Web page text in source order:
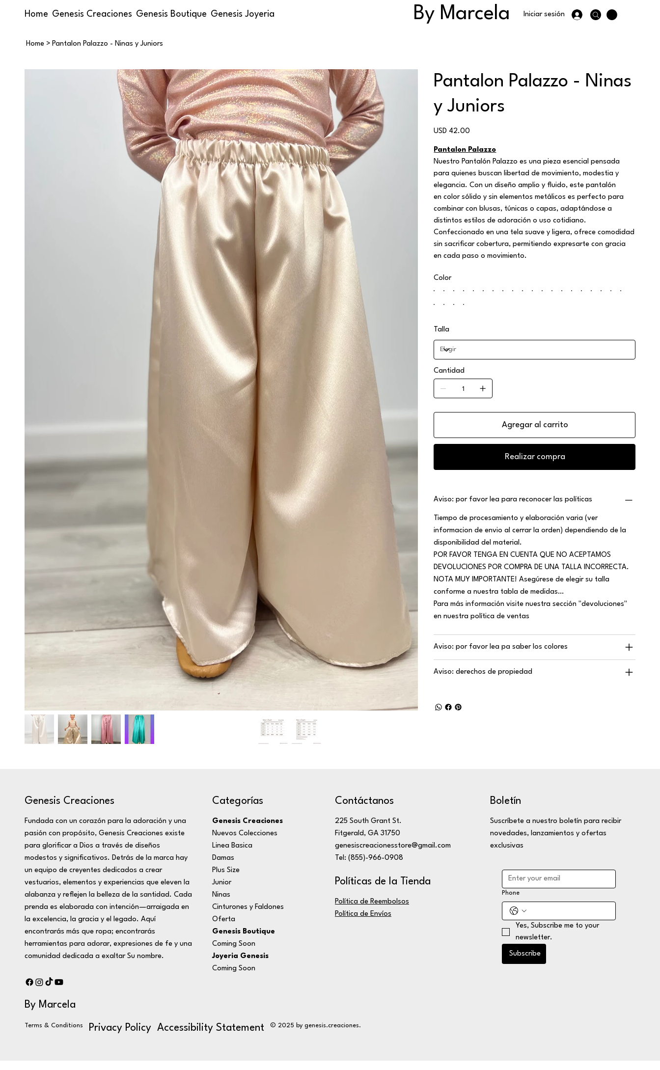
Home Genesis Creaciones Genesis Boutique Genesis Joyeria By Marcela Iniciar sesión
Home > Pantalon Palazzo - Ninas y Juniors
Pantalon Palazzo - Ninas
y Juniors
Precio
USD 42.00
Pantalon Palazzo
Nuestro Pantalón Palazzo es una pieza esencial pensada
para quienes buscan libertad de movimiento, modestia y
elegancia. Con un diseño amplio y fluido, este pantalón
en color sólido y sin elementos metálicos es perfecto para
combinar con blusas, túnicas o capas, adaptándose a
distintos estilos de adoración o uso cotidiano.
Confeccionado en una tela suave y ligera, ofrece comodidad
sin sacrificar cobertura, permitiendo expresarte con gracia
en cada paso o movimiento.
Color
Talla
Cantidad
Agregar al carrito
Realizar compra
Aviso: por favor lea para reconocer las políticas
Tiempo de procesamiento y elaboración varia (ver
informacion de envio al cerrar la orden) dependiendo de la
disponibilidad del material.
POR FAVOR TENGA EN CUENTA QUE NO ACEPTAMOS
DEVOLUCIONES POR COMPRA DE UNA TALLA INCORRECTA.
NOTA MUY IMPORTANTE! Asegúrese de elegir su talla
conforme a nuestra tabla de medidas…
Para más información visite nuestra sección "devoluciones"
en nuestra política de ventas
Aviso: por favor lea pa saber los colores
Aviso: derechos de propiedad
Genesis Creaciones
Fundada con un corazón para la adoración y una
pasión con propósito, Genesis Creaciones existe
para glorificar a Dios a través de diseños
modestos y significativos. Detrás de la marca hay
un equipo de creyentes dedicados a crear
vestuarios, elementos y experiencias que eleven la
alabanza y reflejen la belleza de la santidad. Cada
prenda es elaborada con intención—arraigada en
la excelencia, la gracia y el legado. Aquí
encontrarás más que ropa; encontrarás
herramientas para adorar, expresiones de fe y una
comunidad dedicada a exaltar Su nombre.
By Marcela
Categorías
Genesis Creaciones
Nuevos Colecciones
Linea Basica
Damas
Plus Size
Junior
Ninas
Cinturones y Faldones
Oferta
Genesis Boutique
Coming Soon
Joyeria Genesis
Coming Soon
Contáctanos
225 South Grant St.
Fitgerald, GA 31750
genesiscreacionesstore@gmail.com
Tel: (855)-966-0908
Políticas de la Tienda
Política de Reembolsos
Política de Envíos
Boletín
Suscríbete a nuestro boletín para recibir
novedades, lanzamientos y ofertas
exclusivas
Phone
Yes, Subscribe me to your
newsletter.
Subscribe
Terms & Conditions Privacy Policy Accessibility Statement © 2025 by genesis.creaciones.